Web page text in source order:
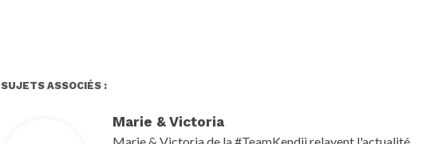
SUJETS ASSOCIÉS :
Marie & Victoria